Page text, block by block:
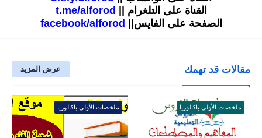
القناة على التلغرام || t.me/alforod
الصفحة على الفايس|| facebook/alforod
مقالات قد تهمك عرض المزيد
ملخصات الأولى باكالوريا ملخصات الأولى باكالوريا